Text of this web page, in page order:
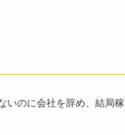
いのに会社を辞め、結局稼